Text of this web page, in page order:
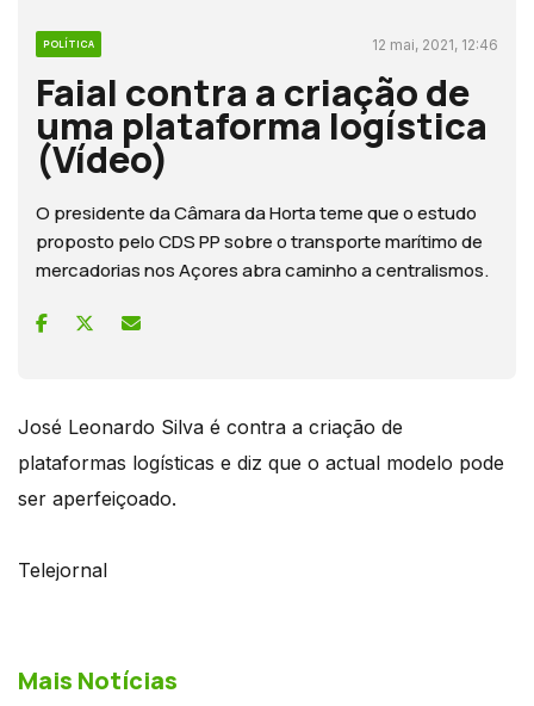
POLÍTICA 12 mai, 2021, 12:46
Faial contra a criação de
uma plataforma logística
(Vídeo)
O presidente da Câmara da Horta teme que o estudo
proposto pelo CDS PP sobre o transporte marítimo de
mercadorias nos Açores abra caminho a centralismos.
José Leonardo Silva é contra a criação de
plataformas logísticas e diz que o actual modelo pode
ser aperfeiçoado.
Telejornal
Mais Notícias